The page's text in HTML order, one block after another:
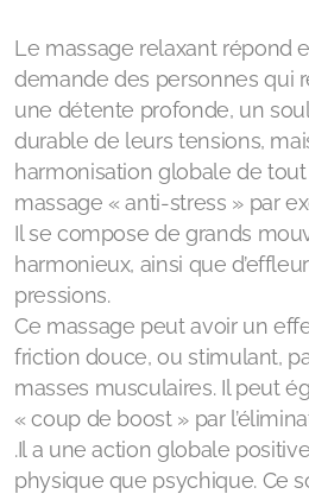
Le massage relaxant répond
demande des personnes qui
une détente profonde, un
durable de leurs tensions,
harmonisation globale de tout
massage « anti-stress » par
Il se compose de grands
harmonieux, ainsi que
pressions.
Ce massage peut avoir un
friction douce, ou stimulant,
masses musculaires. Il peut
« coup de boost » par
.Il a une action globale
physique que psychique. Ce